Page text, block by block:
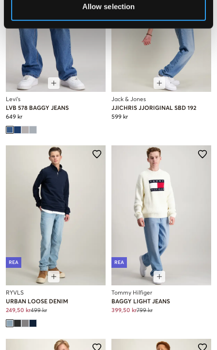
Allow selection
Levi's
LVB 578 BAGGY JEANS
649 kr
Jack & Jones
JJICHRIS JJORIGINAL SBD 192
599 kr
REA
RYVLS
URBAN LOOSE DENIM
249,50 kr499 kr
REA
Tommy Hilfiger
BAGGY LIGHT JEANS
399,50 kr799 kr